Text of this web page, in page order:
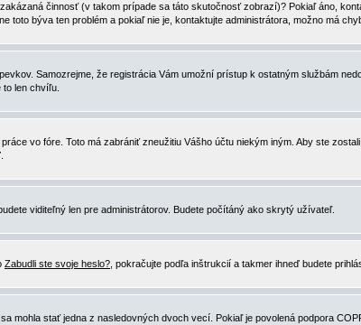
činnosť (v takom prípade sa táto skutočnosť zobrazí)? Pokiaľ áno,
býva ten problém a pokiaľ nie je, kontaktujte administrátora, možno má
Samozrejme, že registrácia Vám umožní prístup k ostatným službám
len chvíľu.
práce vo fóre. Toto má zabrániť zneužitiu Vášho účtu niekým iným. Aby ste
viditeľný len pre administrátorov. Budete počítáný ako skrytý užívateľ.
Zabudli ste svoje heslo? , pokračujte podľa inštrukcií a takmer ihneď budete
stať jedna z nasledovných dvoch vecí. Pokiaľ je povolená podpora